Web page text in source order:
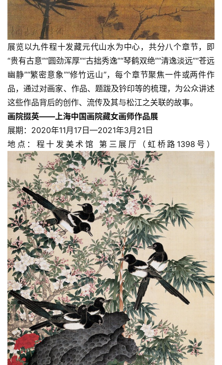
展览以九件程十发藏元代山水为中心，共分八个章节，即
“贵有古意”“圆劲浑厚”“古拙秀逸”“琴鹤双绝”“清逸淡远”“苍远
幽静”“繁密意象”“修竹远山”，每个章节聚焦一件或两件作
品，通过对画家、作品、题跋及钤印等的梳理，为公众讲述
这些作品背后的创作、流传及其与松江之关联的故事。
画院掇英——上海中国画院藏女画师作品展
展期：2020年11月17日—2021年3月21日
地点：程十发美术馆 第三展厅（虹桥路1398号）